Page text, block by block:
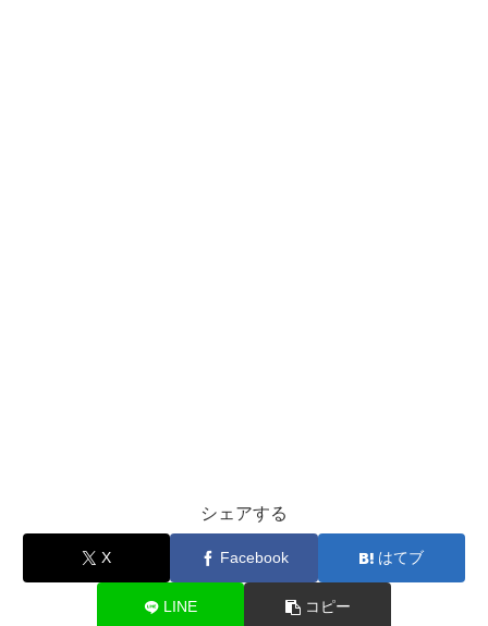
シェアする
X Facebook はてブ
LINE コピー